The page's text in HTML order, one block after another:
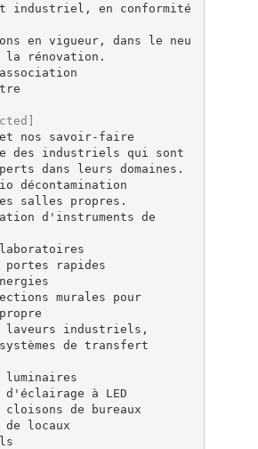
industriel, en conformité
en vigueur, dans le neu
la rénovation.
et nos savoir-faire
des industriels qui sont
dans leurs domaines.
décontamination
salles propres.
d'instruments de
portes rapides
murales pour
laveurs industriels,
de transfert
luminaires
à LED
cloisons de bureaux
de locaux